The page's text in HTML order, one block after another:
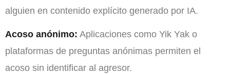
alguien en contenido explícito generado por IA.
Acoso anónimo: Aplicaciones como Yik Yak o
plataformas de preguntas anónimas permiten el
acoso sin identificar al agresor.